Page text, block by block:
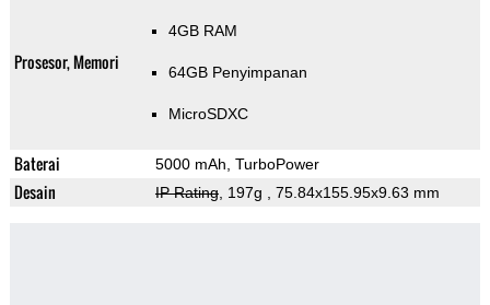
Prosesor, Memori
4GB RAM
64GB Penyimpanan
MicroSDXC
Baterai 5000 mAh, TurboPower
Desain IP Rating, 197g , 75.84x155.95x9.63 mm